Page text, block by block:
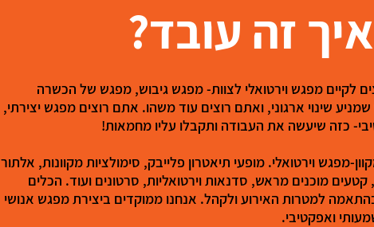
איך זה עובד?
לקיים מפגש וירטואלי לצוות- מפגש גיבוש, מפגש של הכשרה
שינוי ארגוני, ואתם רוצים עוד משהו. אתם רוצים מפגש יצירתי,
כזה שיעשה את העבודה ותקבלו עליו מחמאות!
מפגש וירטואלי. מופעי תיאטרון פלייבק, סימולציות מקוונות, אלתור
קטעים מוכנים מראש, סדנאות וירטואליות, סרטונים ועוד. הכלים
למטרות האירוע ולקהל. אנחנו ממוקדים ביצירת מפגש אנושי
ואפקטיבי.